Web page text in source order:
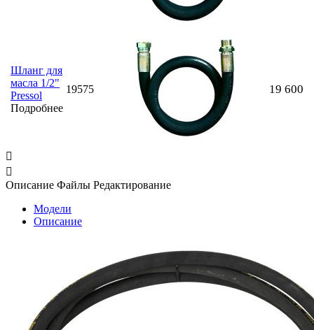
Шланг для
масла 1/2"
Pressol
Подробнее
19575 19 600


Описание Файлы Редактирование
Модели
Описание